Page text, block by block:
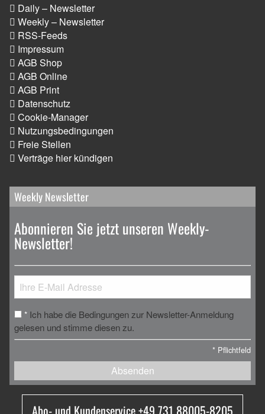
Daily – Newsletter
Weekly – Newsletter
RSS-Feeds
Impressum
AGB Shop
AGB Online
AGB Print
Datenschutz
Cookie-Manager
Nutzungsbedingungen
Freie Stellen
Verträge hier kündigen
Weekly Newsletter
Abonnieren Sie jetzt unseren Weekly-
Newsletter!
* Ich habe die Bedingungen zur Newsletter-Anmeldung
gelesen und stimme diesen zu.
* Pflichtfeld
Absenden
Abo- und Kundenservice +49 731 88005-8205